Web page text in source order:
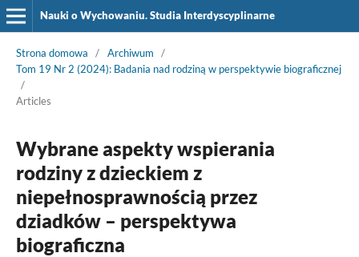
Nauki o Wychowaniu. Studia Interdyscyplinarne
Strona domowa / Archiwum
/
Tom 19 Nr 2 (2024): Badania nad rodziną w perspektywie biograficznej
/
Articles
Wybrane aspekty wspierania
rodziny z dzieckiem z
niepełnosprawnością przez
dziadków – perspektywa
biograficzna